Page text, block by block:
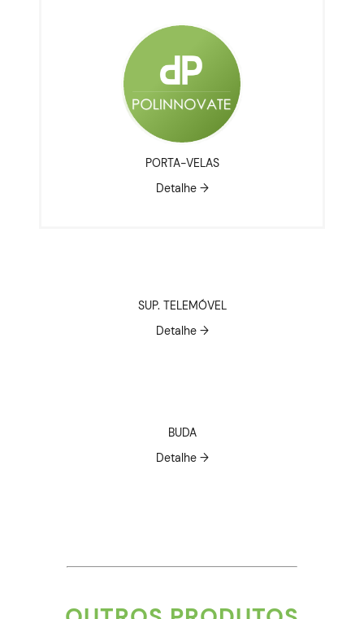
PORTA-VELAS
Detalhe →
SUP. TELEMÓVEL
Detalhe →
BUDA
Detalhe →